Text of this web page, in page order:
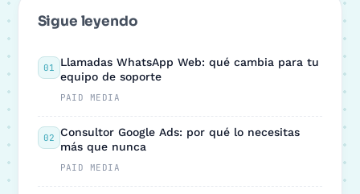
Sigue leyendo
01
Llamadas WhatsApp Web: qué cambia para tu
equipo de soporte
PAID MEDIA
02 Consultor Google Ads: por qué lo necesitas
más que nunca
PAID MEDIA